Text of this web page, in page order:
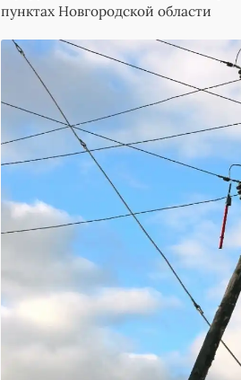
пунктах Новгородской области